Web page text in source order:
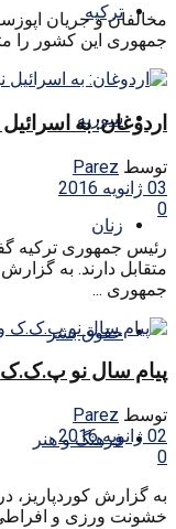
ترکیه
سوریه
زنان
حقوق بشر
فرهنگ و هنر
مخالفان و جریان
جمهوری این کشور را
اردوغان: به اسرائیل
توسط Parez
03 ژانویه 2016
0
رئیس جمهوری ترکیه
متقابل دارند. به
جمهوری ...
پیام سال نو پ.ک.ک
توسط Parez
02 ژانویه 2016
0
به گزارش کوردپاریز،
خشونت ورزی و